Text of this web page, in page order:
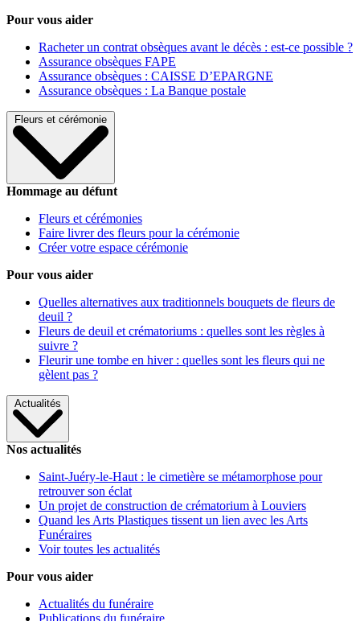
Pour vous aider
Racheter un contrat obsèques avant le décès : est-ce possible ?
Assurance obsèques FAPE
Assurance obsèques : CAISSE D’EPARGNE
Assurance obsèques : La Banque postale
Fleurs et cérémonie
Hommage au défunt
Fleurs et cérémonies
Faire livrer des fleurs pour la cérémonie
Créer votre espace cérémonie
Pour vous aider
Quelles alternatives aux traditionnels bouquets de fleurs de
deuil ?
Fleurs de deuil et crématoriums : quelles sont les règles à
suivre ?
Fleurir une tombe en hiver : quelles sont les fleurs qui ne
gèlent pas ?
Actualités
Nos actualités
Saint-Juéry-le-Haut : le cimetière se métamorphose pour
retrouver son éclat
Un projet de construction de crématorium à Louviers
Quand les Arts Plastiques tissent un lien avec les Arts
Funéraires
Voir toutes les actualités
Pour vous aider
Actualités du funéraire